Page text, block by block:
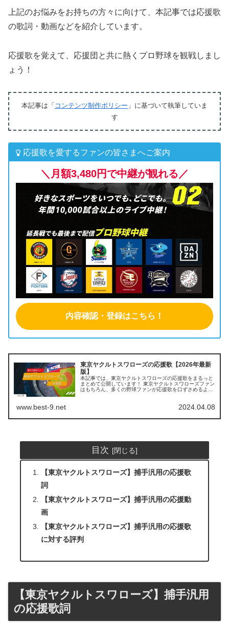
上記のお悩みをお持ちの方々に向けて、本記事では応援歌
の歌詞・動画などを紹介しています。
応援歌を覚えて、応援団と共に熱くプロ野球を観戦しまし
ょう！
本記事は「 コンテンツ制作ポリシー 」に基づいて執筆していま
す
応援歌を愛するファンの皆さまへご案内
＼月額3,480円で中継が観れる／
内容確認・登録はこちら！
東京ヤクルトスワローズの応援歌【2026年最新
版】
本記事では、東京ヤクルトスワローズの応援歌をまるっと
まとめて公開しています！ 東京ヤクルトスワローズファン
はもちろん、多くの野球ファンが応援歌を口ずさめるよう
www.best-9.net 2024.04.08
目次
【東京ヤクルトスワローズ】捕手汎用の応援歌
詞
【東京ヤクルトスワローズ】捕手汎用の応援動
画
【東京ヤクルトスワローズ】捕手汎用の応援歌
に対する評判
【東京ヤクルトスワローズ】捕手汎用
の応援歌詞